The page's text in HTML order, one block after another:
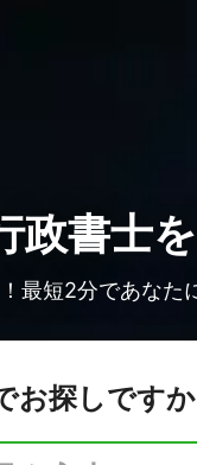
政書士
最短2分であなた
お探しですか